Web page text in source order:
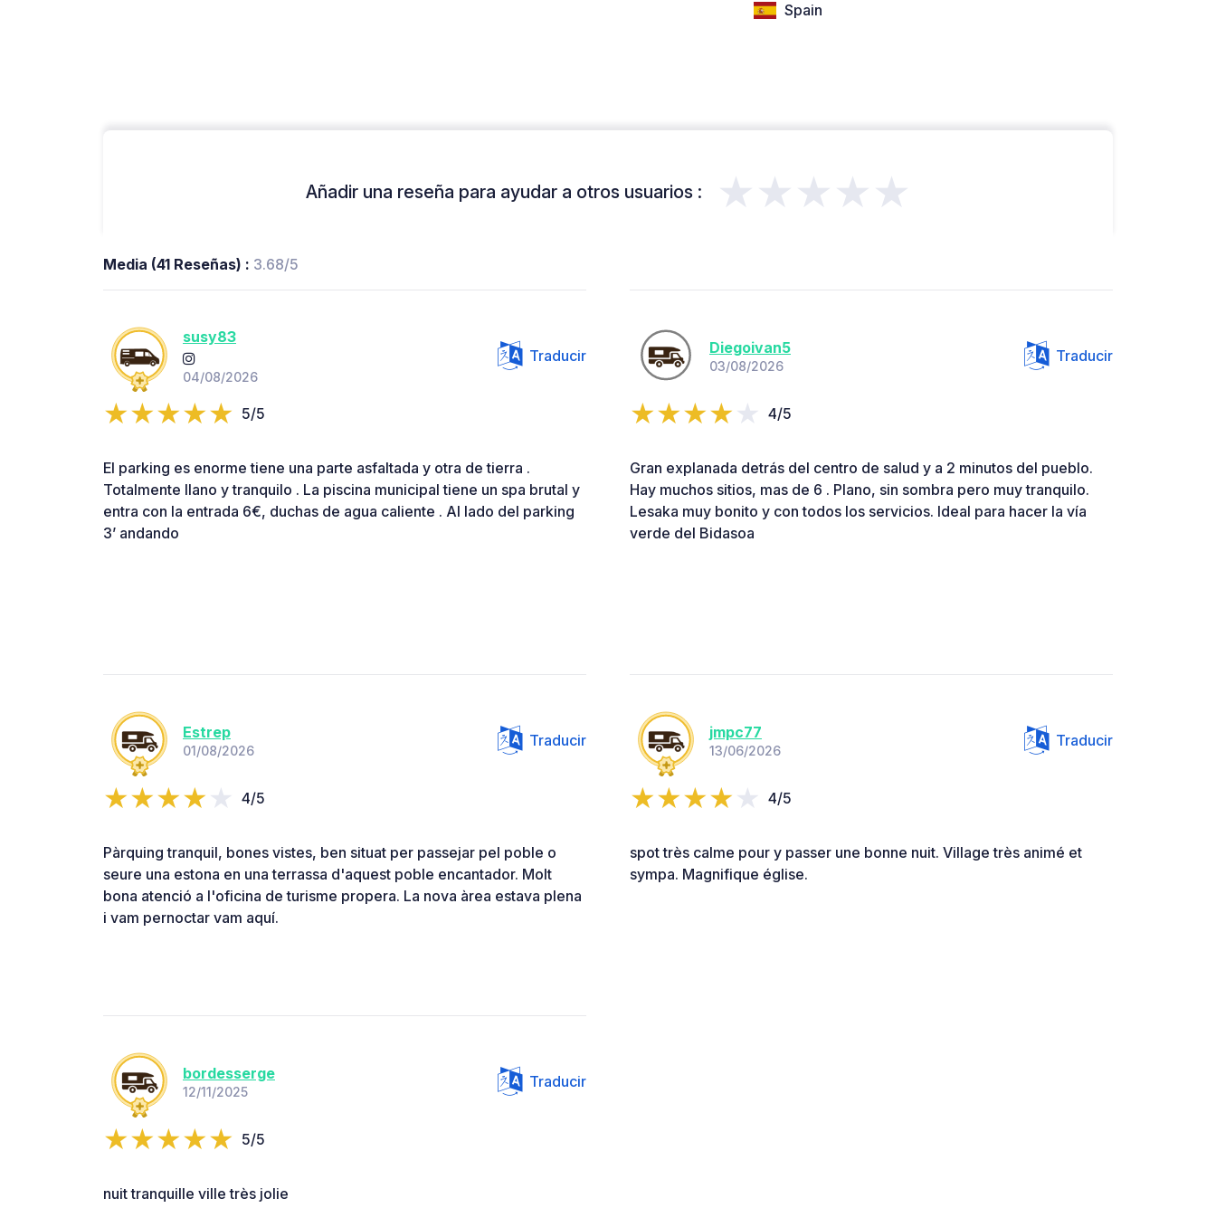
Spain
Añadir una reseña para ayudar a otros usuarios : ★★★★★
Media (41 Reseñas) : 3.68/5
susy83
04/08/2026
Traducir
5/5
El parking es enorme tiene una parte asfaltada y otra de tierra .
Totalmente llano y tranquilo . La piscina municipal tiene un spa brutal y
entra con la entrada 6€, duchas de agua caliente . Al lado del parking
3’ andando
Diegoivan5
03/08/2026
Traducir
4/5
Gran explanada detrás del centro de salud y a 2 minutos del pueblo.
Hay muchos sitios, mas de 6 . Plano, sin sombra pero muy tranquilo.
Lesaka muy bonito y con todos los servicios. Ideal para hacer la vía
verde del Bidasoa
Estrep
01/08/2026
Traducir
4/5
Pàrquing tranquil, bones vistes, ben situat per passejar pel poble o
seure una estona en una terrassa d'aquest poble encantador. Molt
bona atenció a l'oficina de turisme propera. La nova àrea estava plena
i vam pernoctar vam aquí.
jmpc77
13/06/2026
Traducir
4/5
spot très calme pour y passer une bonne nuit. Village très animé et
sympa. Magnifique église.
bordesserge
12/11/2025
Traducir
5/5
nuit tranquille ville très jolie